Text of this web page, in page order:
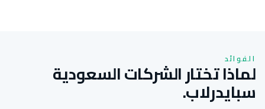
الفوائد
لماذا تختار الشركات السعودية
سبايدرلاب.